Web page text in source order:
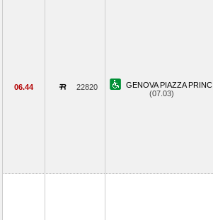
06.44 22820
GENOVA PIAZZA PRINC.
(07.03)